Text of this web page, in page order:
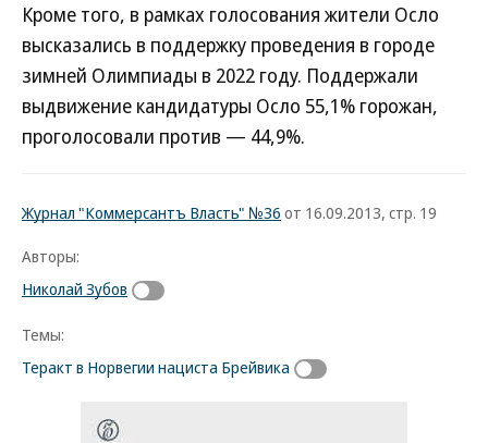
Кроме того, в рамках голосования жители Осло
высказались в поддержку проведения в городе
зимней Олимпиады в 2022 году. Поддержали
выдвижение кандидатуры Осло 55,1% горожан,
проголосовали против — 44,9%.
Журнал "Коммерсантъ Власть" №36 от 16.09.2013, стр. 19
Авторы:
Николай Зубов
Темы:
Теракт в Норвегии нациста Брейвика